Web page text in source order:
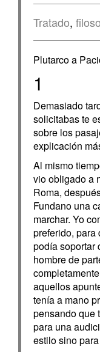
Tratado,
Plutarco a
1
Demasiado
solicitabas te
sobre los
explicación
Al mismo
vio obligado a
Roma,
Fundano una
marchar. Yo
preferido, para
podía soportar
hombre de
aquellos
tenía a mano
pensando que
para una
estilo sino